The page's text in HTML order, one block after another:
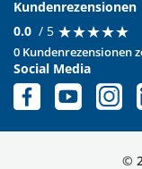
Kundenrezensionen
0.0 / 5 ★★★★★
★★★★★
0 Kundenrezensionen
Social Media
©